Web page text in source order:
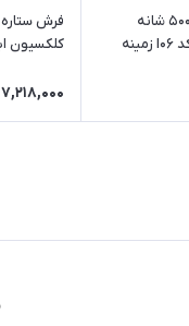
فرش ستاره کویر یزد 500 شانه
کلکسیون ایساتیس کد I06 زمینه
7,218,000